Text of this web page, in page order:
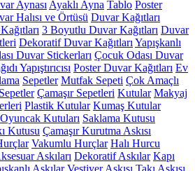
Aynası Ayaklı Ayna Tablo Poster
Halısı ve Örtüsü Duvar Kağıtları
3 Boyutlu Duvar Kağıtları Duvar
Dekoratif Duvar Kağıtları Yapışkanlı
Duvar Stickerları Çocuk Odası Duvar
Yapıştırıcısı Poster Duvar Kağıtları Ev
Sepetler Mutfak Sepeti Çok Amaçlı
Çamaşır Sepetleri Kutular Makyaj
Plastik Kutular Kumaş Kutular
Oyuncak Kutuları Saklama Kutusu
Kutusu Çamaşır Kurutma Askısı
Vakumlu Hurçlar Halı Hurcu
Askıları Dekoratif Askılar Kapı
Askılar Vestiyer Askısı Takı Askısı